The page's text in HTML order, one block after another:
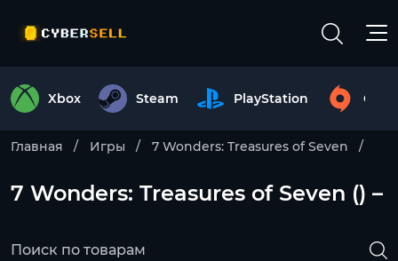
Xbox Steam PlayStation
Главная Игры 7 Wonders: Treasures of Seven
7 Wonders: Treasures of Seven () –